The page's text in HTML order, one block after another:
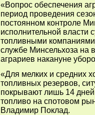
«Вопрос обеспечения
период проведения
постоянном контроле
исполнительной власти
топливными
службе Минсельхоза на
аграриев накануне
«Для мелких и средних
топливных резервов,
покрывают лишь 14
топливо на спотовом
Владимир Поклад.